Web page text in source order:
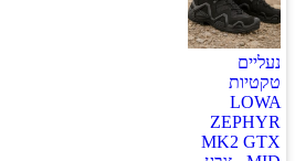
נעליים
טקטיות
LOWA
ZEPHYR
MK2 GTX